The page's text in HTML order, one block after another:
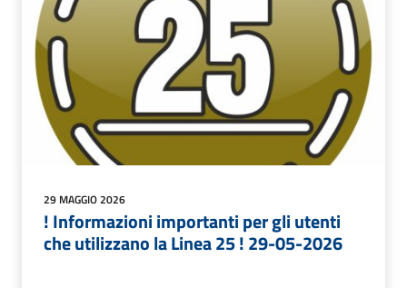
29 MAGGIO 2026
! Informazioni importanti per gli utenti
che utilizzano la Linea 25 ! 29-05-2026